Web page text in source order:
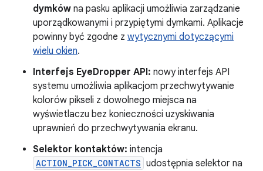
dymków na pasku aplikacji umożliwia zarządzanie
uporządkowanymi i przypiętymi dymkami. Aplikacje
powinny być zgodne z wytycznymi dotyczącymi
wielu okien.
Interfejs EyeDropper API: nowy interfejs API
systemu umożliwia aplikacjom przechwytywanie
kolorów pikseli z dowolnego miejsca na
wyświetlaczu bez konieczności uzyskiwania
uprawnień do przechwytywania ekranu.
Selektor kontaktów: intencja
ACTION_PICK_CONTACTS udostępnia selektor na